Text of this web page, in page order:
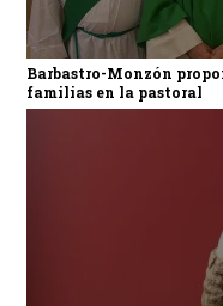
Barbastro-Monzón
familias en la pastoral